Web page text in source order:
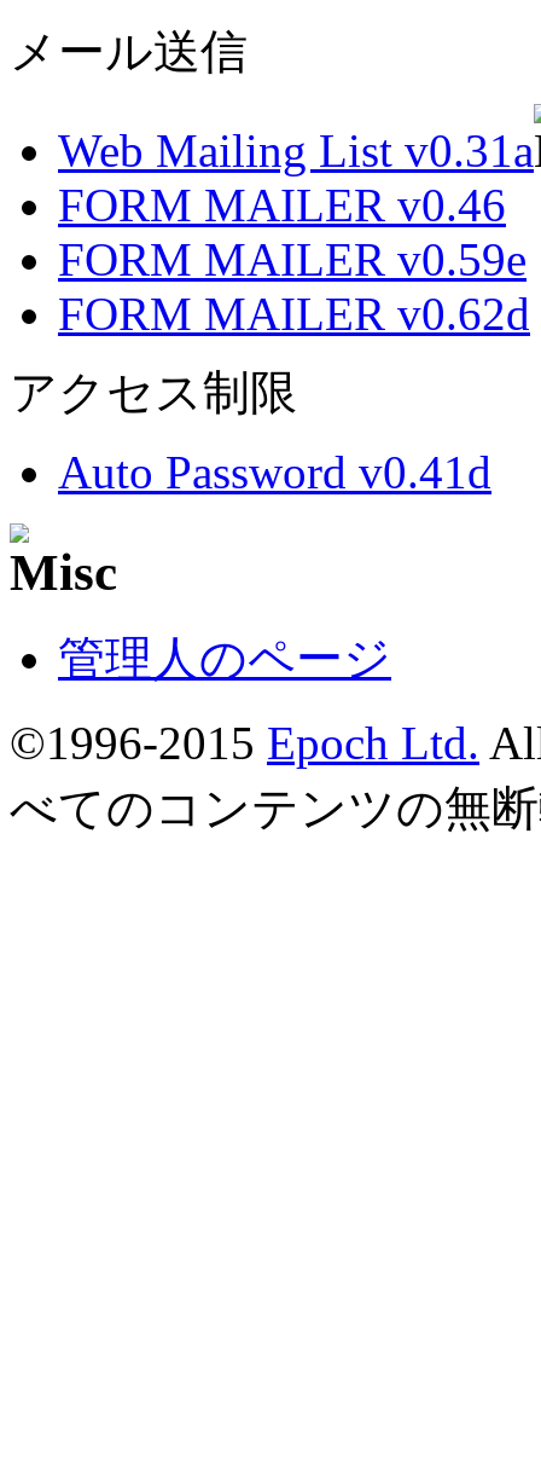
メール送信
Web Mailing List v0.31a
FORM MAILER v0.46
FORM MAILER v0.59e
FORM MAILER v0.62d
アクセス制限
Auto Password v0.41d
管理人のページ
©1996-2015 Epoch Ltd.
べてのコンテンツの無